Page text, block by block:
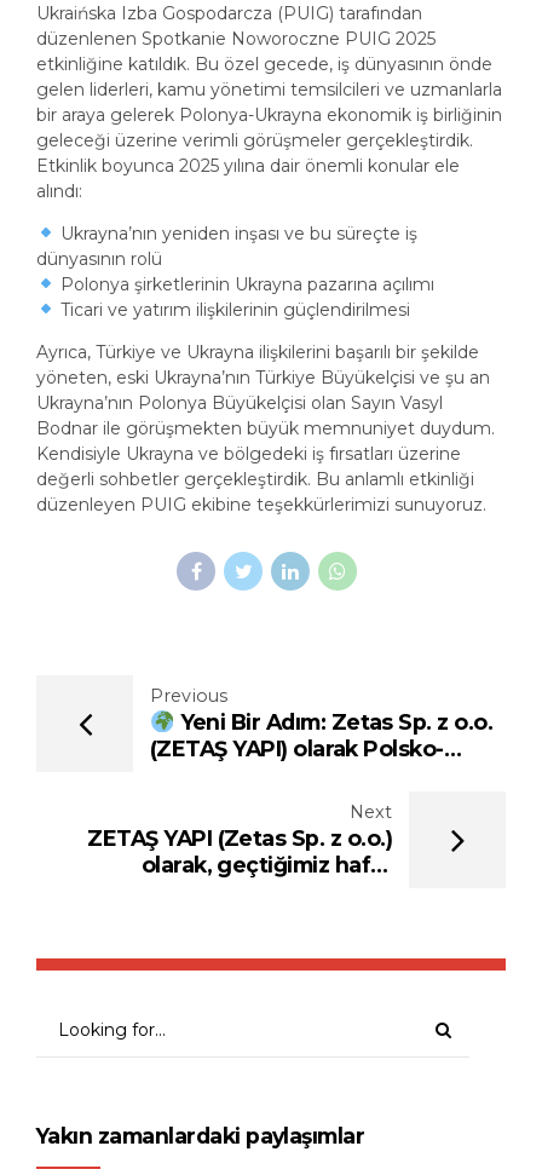
Ukraińska Izba Gospodarcza (PUIG) tarafından
düzenlenen Spotkanie Noworoczne PUIG 2025
etkinliğine katıldık. Bu özel gecede, iş dünyasının önde
gelen liderleri, kamu yönetimi temsilcileri ve uzmanlarla
bir araya gelerek Polonya-Ukrayna ekonomik iş birliğinin
geleceği üzerine verimli görüşmeler gerçekleştirdik.
Etkinlik boyunca 2025 yılına dair önemli konular ele
alındı:
Ukrayna’nın yeniden inşası ve bu süreçte iş
dünyasının rolü
Polonya şirketlerinin Ukrayna pazarına açılımı
Ticari ve yatırım ilişkilerinin güçlendirilmesi
Ayrıca, Türkiye ve Ukrayna ilişkilerini başarılı bir şekilde
yöneten, eski Ukrayna’nın Türkiye Büyükelçisi ve şu an
Ukrayna’nın Polonya Büyükelçisi olan Sayın Vasyl
Bodnar ile görüşmekten büyük memnuniyet duydum.
Kendisiyle Ukrayna ve bölgedeki iş fırsatları üzerine
değerli sohbetler gerçekleştirdik. Bu anlamlı etkinliği
düzenleyen PUIG ekibine teşekkürlerimizi sunuyoruz.
Previous
Yeni Bir Adım: Zetas Sp. z o.o.
(ZETAŞ YAPI) olarak Polsko-
Next
ZETAŞ YAPI (Zetas Sp. z o.o.)
olarak, geçtiğimiz hafta
Yakın zamanlardaki paylaşımlar